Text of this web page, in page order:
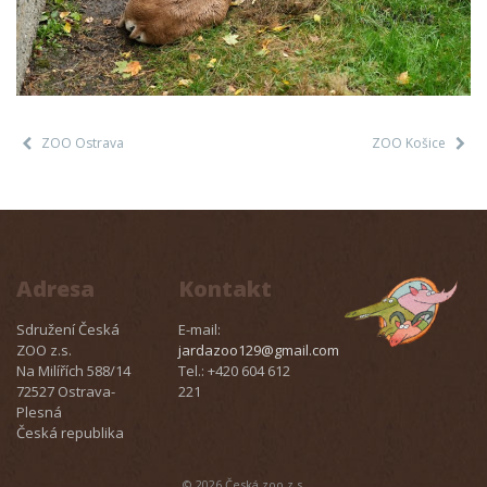
ZOO Ostrava ZOO Košice
Adresa
Sdružení Česká
ZOO z.s.
Na Milířích 588/14
72527 Ostrava-
Plesná
Česká republika
Kontakt
E-mail:
jardazoo129@gmail.com
Tel.: +420 604 612
221